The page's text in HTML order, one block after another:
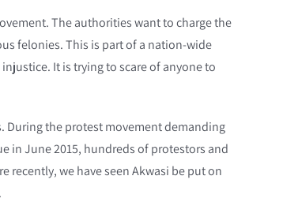
The authorities want to charge the
felonies. This is part of a nation-wide
It is trying to scare of anyone to
During the protest movement demanding
in June 2015, hundreds of protestors and
recently, we have seen Akwasi be put on